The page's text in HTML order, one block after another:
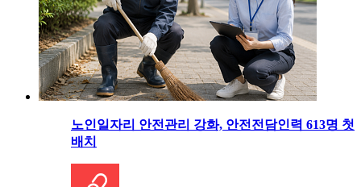
노인일자리 안전관리 강화, 안전전담인력 613명 첫
배치